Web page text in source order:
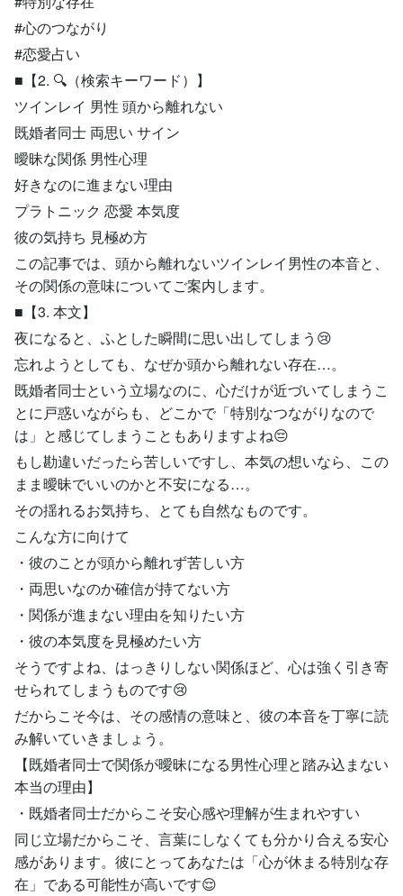
#心のつながり
#恋愛占い
■【2. 🔍️（検索キーワード）】
ツインレイ 男性 頭から離れない
既婚者同士 両思い サイン
曖昧な関係 男性心理
好きなのに進まない理由
プラトニック 恋愛 本気度
彼の気持ち 見極め方
この記事では、頭から離れないツインレイ男性の本音と、
その関係の意味についてご案内します。
■【3. 本文】
夜になると、ふとした瞬間に思い出してしまう😢
忘れようとしても、なぜか頭から離れない存在…。
既婚者同士という立場なのに、心だけが近づいてしまうこ
とに戸惑いながらも、どこかで「特別なつながりなので
は」と感じてしまうこともありますよね😔
もし勘違いだったら苦しいですし、本気の想いなら、この
まま曖昧でいいのかと不安になる…。
その揺れるお気持ち、とても自然なものです。
こんな方に向けて
・彼のことが頭から離れず苦しい方
・両思いなのか確信が持てない方
・関係が進まない理由を知りたい方
・彼の本気度を見極めたい方
そうですよね、はっきりしない関係ほど、心は強く引き寄
せられてしまうものです😢
だからこそ今は、その感情の意味と、彼の本音を丁寧に読
み解いていきましょう。
【既婚者同士で関係が曖昧になる男性心理と踏み込まない
本当の理由】
・既婚者同士だからこそ安心感や理解が生まれやすい
同じ立場だからこそ、言葉にしなくても分かり合える安心
感があります。彼にとってあなたは「心が休まる特別な存
在」である可能性が高いです😌